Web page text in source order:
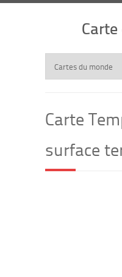
Carte
surface